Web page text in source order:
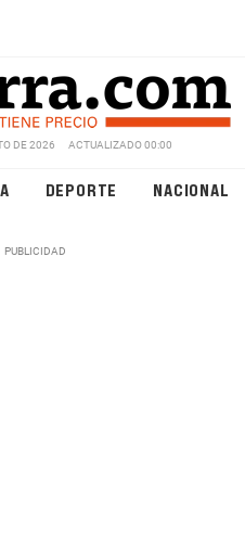
DE 2026 ACTUALIZADO 00:00
DEPORTE NACIONAL